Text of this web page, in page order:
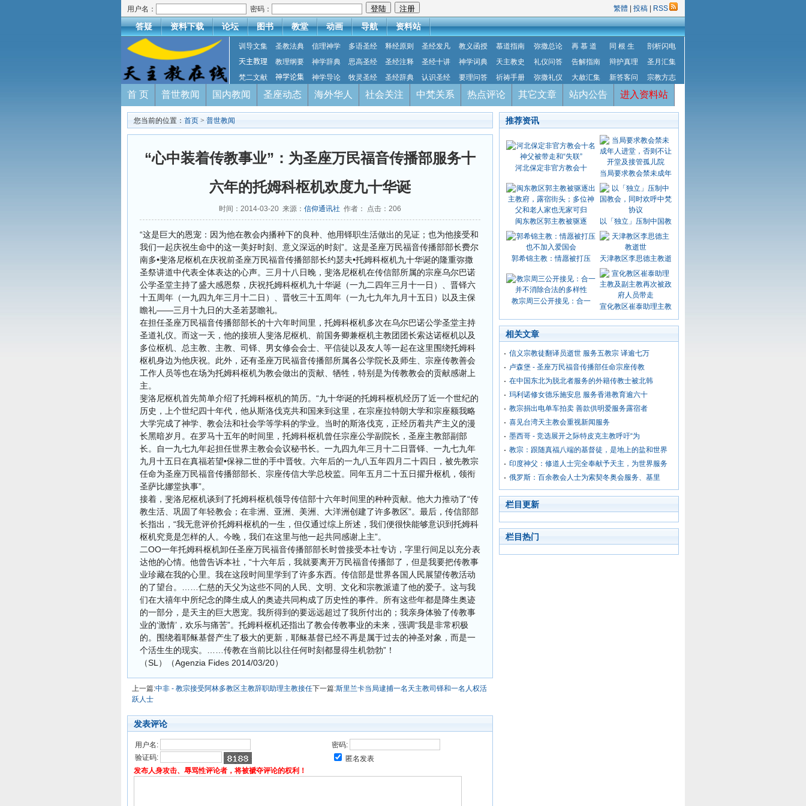
用户名： 密码： 繁體 投稿 RSS
答疑 资料下载 论坛 图书 教堂 动画 导航 资料站
训导文集 圣教法典 信理神学 多语圣经 释经原则 圣经发凡 教义函授 慕道指南 弥撒总论 再 慕 道 同 根 生
剖析闪电
天主教理
教理纲要 神学辞典 思高圣经 圣经注释 圣经十讲 神学词典 天主教史 礼仪问答 告解指南 辩护真理
圣月汇集
梵二文献
神学论集 神学导论 牧灵圣经 圣经辞典 认识圣经 要理问答 祈祷手册 弥撒礼仪 大赦汇集 新答客问 宗教方志
首 页 普世教闻 国内教闻 圣座动态 海外华人 社会关注 中梵关系 热点评论 其它文章 站内公告 进入资料站
您当前的位置： 首页 > 普世教闻
“心中装着传教事业”：为圣座万民福音传播部服务十
六年的托姆科枢机欢度九十华诞
时间：2014-03-20 来源： 信仰通讯社 作者： 点击： 206
“这是巨大的恩宠：因为他在教会内播种下的良种、他用铎职生活做出的见证；也为他接受和
我们一起庆祝生命中的这一美好时刻、意义深远的时刻”。这是圣座万民福音传播部部长费尔
南多•斐洛尼枢机在庆祝前圣座万民福音传播部部长约瑟夫•托姆科枢机九十华诞的隆重弥撒
圣祭讲道中代表全体表达的心声。三月十八日晚，斐洛尼枢机在传信部所属的宗座乌尔巴诺
公学圣堂主持了盛大感恩祭，庆祝托姆科枢机九十华诞（一九二四年三月十一日）、晋铎六
十五周年（一九四九年三月十二日）、晋牧三十五周年（一九七九年九月十五日）以及主保
瞻礼——三月十九日的大圣若瑟瞻礼。
在担任圣座万民福音传播部部长的十六年时间里，托姆科枢机多次在乌尔巴诺公学圣堂主持
圣道礼仪。而这一天，他的接班人斐洛尼枢机、前国务卿兼枢机主教团团长索达诺枢机以及
多位枢机、总主教、主教、司铎、男女修会会士、平信徒以及友人等一起在这里围绕托姆科
枢机身边为他庆祝。此外，还有圣座万民福音传播部所属各公学院长及师生、宗座传教善会
工作人员等也在场为托姆科枢机为教会做出的贡献、牺牲，特别是为传教教会的贡献感谢上
主。
斐洛尼枢机首先简单介绍了托姆科枢机的简历。“九十华诞的托姆科枢机经历了近一个世纪的
历史，上个世纪四十年代，他从斯洛伐克共和国来到这里，在宗座拉特朗大学和宗座额我略
大学完成了神学、教会法和社会学等学科的学业。当时的斯洛伐克，正经历着共产主义的漫
长黑暗岁月。在罗马十五年的时间里，托姆科枢机曾任宗座公学副院长，圣座主教部副部
长。自一九七九年起担任世界主教会会议秘书长。一九四九年三月十二日晋铎、一九七九年
九月十五日在真福若望•保禄二世的手中晋牧。六年后的一九八五年四月二十四日，被先教宗
任命为圣座万民福音传播部部长、宗座传信大学总校监。同年五月二十五日擢升枢机，领衔
圣萨比娜堂执事”。
接着，斐洛尼枢机谈到了托姆科枢机领导传信部十六年时间里的种种贡献。他大力推动了“传
教生活、巩固了年轻教会；在非洲、亚洲、美洲、大洋洲创建了许多教区”。最后，传信部部
长指出，“我无意评价托姆科枢机的一生，但仅通过综上所述，我们便很快能够意识到托姆科
枢机究竟是怎样的人。今晚，我们在这里与他一起共同感谢上主”。
二OO一年托姆科枢机卸任圣座万民福音传播部部长时曾接受本社专访，字里行间足以充分表
达他的心情。他曾告诉本社，“十六年后，我就要离开万民福音传播部了，但是我要把传教事
业珍藏在我的心里。我在这段时间里学到了许多东西。传信部是世界各国人民展望传教活动
的了望台。……仁慈的天父为这些不同的人民、文明、文化和宗教派遣了他的爱子。这与我
们在大禧年中所纪念的降生成人的奥迹共同构成了历史性的事件。所有这些年都是降生奥迹
的一部分，是天主的巨大恩宠。我所得到的要远远超过了我所付出的；我亲身体验了传教事
业的‘激情’，欢乐与痛苦”。托姆科枢机还指出了教会传教事业的未来，强调“我是非常积极
的。围绕着耶稣基督产生了极大的更新，耶稣基督已经不再是属于过去的神圣对象，而是一
个活生生的现实。……传教在当前比以往任何时刻都显得生机勃勃”！
（SL）（Agenzia Fides 2014/03/20）
上一篇:中非 - 教宗接受阿林多教区主教辞职助理主教接任下一篇:斯里兰卡当局逮捕一名天主教司铎和一名人权活
跃人士
发表评论
用户名:
密码:
验证码:
匿名发表
发布人身攻击、辱骂性评论者，将被褫夺评论的权利！
推荐资讯
河北保定非官方教会十
当局要求教会禁未成年
闽东教区郭主教被驱逐 以「独立」压制中国教
郭希锦主教：情愿被打压 天津教区李思德主教逝
教宗周三公开接见：合一
宣化教区崔泰助理主教
相关文章
信义宗教徒翻译员逝世 服务五教宗 译逾七万
卢森堡 - 圣座万民福音传播部任命宗座传教
在中国东北为脱北者服务的外籍传教士被北韩
玛利诺修女德乐施安息 服务香港教育逾六十
教宗捐出电单车拍卖 善款供明爱服务露宿者
喜见台湾天主教会重视新闻服务
墨西哥 - 竞选展开之际特皮克主教呼吁“为
教宗：跟随真福八端的基督徒，是地上的盐和世界
印度神父：修道人士完全奉献予天主，为世界服务
俄罗斯：百余教会人士为索契冬奥会服务、基里
栏目更新
栏目热门